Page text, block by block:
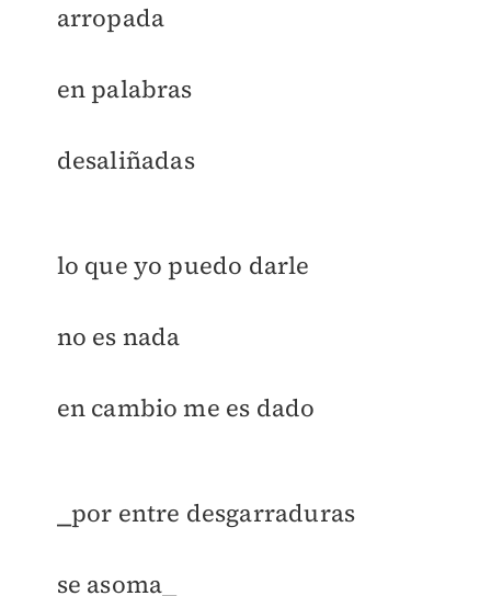
arropada
en palabras
desaliñadas
lo que yo puedo darle
no es nada
en cambio me es dado
⎯por entre desgarraduras
se asoma⎯